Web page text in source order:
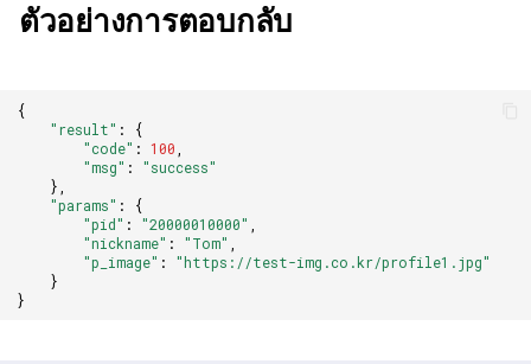
ตัวอย่างการตอบกลับ
{
"result" :
{
"code" : 100
"msg" :
"success"
},
"params" :
{
"pid" : "20000010000"
"nickname" : "Tom"
"p_image" :
"https://test-img.co.kr/profile1.jpg"
}
}